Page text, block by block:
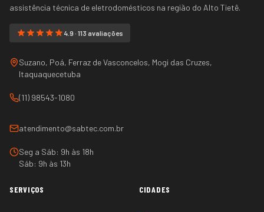
assistência técnica de eletrodomésticos na região do Alto Tietê.
4.9 · 113 avaliações
Suzano, Poá, Ferraz de Vasconcelos, Mogi das Cruzes,
Itaquaquecetuba
(11) 98543-1080
atendimento@sabtec.com.br
Seg a Sáb: 9h às 18h
Sáb: 9h às 13h
SERVIÇOS CIDADES